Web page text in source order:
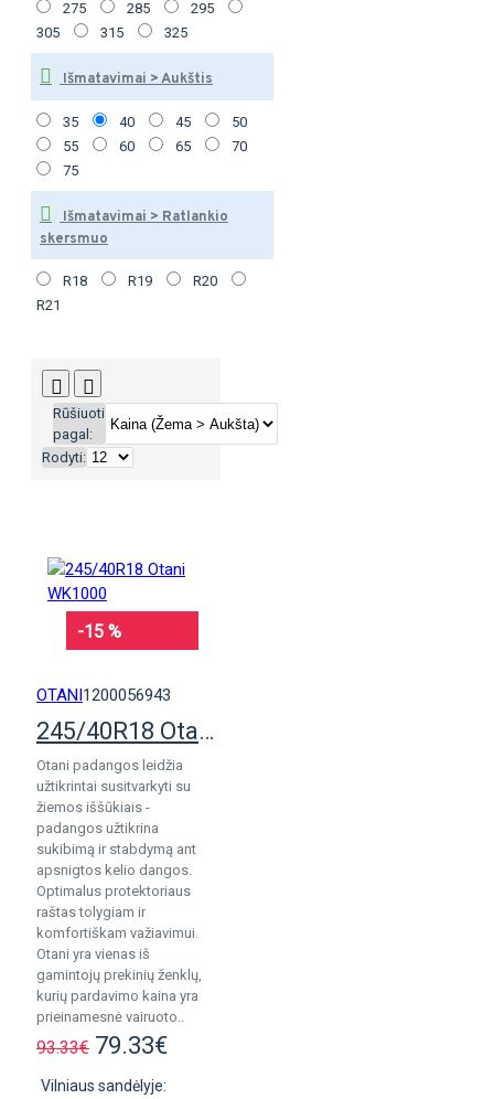
275
285
295
305
315 325
Išmatavimai > Aukštis
35 40 45
50
55
60 65
70
75
Išmatavimai > Ratlankio
skersmuo
R18 R19
R20
R21
Rūšiuoti
pagal:
Rodyti:
-15 %
OTANI1200056943
245/40R18 Otani WK1000
Otani padangos leidžia
užtikrintai susitvarkyti su
žiemos iššūkiais -
padangos užtikrina
sukibimą ir stabdymą ant
apsnigtos kelio dangos.
Optimalus protektoriaus
raštas tolygiam ir
komfortiškam važiavimui.
Otani yra vienas iš
gamintojų prekinių ženklų,
kurių pardavimo kaina yra
prieinamesnė vairuoto..
93.33€ 79.33€
Vilniaus sandėlyje: